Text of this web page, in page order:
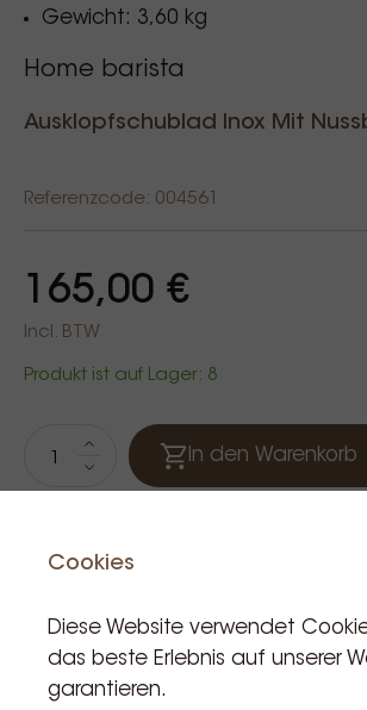
Gewicht: 3,60 kg
Home barista
Ausklopfschublad Inox Mit
Referenzcode: 004561
165,00 €
Incl. BTW
Produkt ist auf Lager: 8
In den Warenkorb
Cookies
Diese Website verwendet
das beste Erlebnis auf unserer
garantieren.